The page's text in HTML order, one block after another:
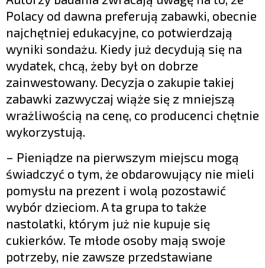
Polacy od dawna preferują zabawki, obecnie
najchętniej edukacyjne, co potwierdzają
wyniki sondażu. Kiedy już decydują się na
wydatek, chcą, żeby był on dobrze
zainwestowany. Decyzja o zakupie takiej
zabawki zazwyczaj wiąże się z mniejszą
wrażliwością na cenę, co producenci chętnie
wykorzystują.
– Pieniądze na pierwszym miejscu mogą
świadczyć o tym, że obdarowujący nie mieli
pomysłu na prezent i wolą pozostawić
wybór dzieciom. A ta grupa to także
nastolatki, którym już nie kupuje się
cukierków. Te młode osoby mają swoje
potrzeby, nie zawsze przedstawiane